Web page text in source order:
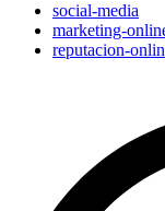
social-media
marketing-
reputacion-